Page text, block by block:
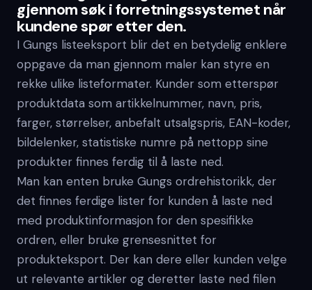
gjennom søk i forretningssystemet når
kundene spør etter den.
I Gungs listeeksport blir det en betydelig enklere
oppgave da man gjennom maler kan styre en
rekke ulike listeformater. Kunder som etterspør
produktdata som artikkelnummer, navn, pris,
farger, størrelser, anbefalt utsalgspris, EAN-koder,
bildelenker, statistiske numre på nettopp sine
produkter finnes ferdig til å laste ned.
Man kan enten bruke Gungs ordrehistorikk, der
det finnes ferdige lister for kunden å laste ned
med produktinformasjon for den spesifikke
ordren, eller bruke grensesnittet for
produkteksport. Der kan dere eller kunden velge
ut relevante artikler og deretter laste ned filen